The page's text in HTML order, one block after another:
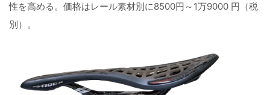
性を高める。価格はレール素材別に8500円～1万9000 円（税
別）。